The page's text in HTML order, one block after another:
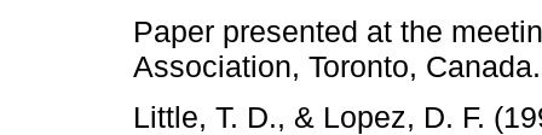
Paper presented at the
Association, Toronto, Canada.
Little, T. D., & Lopez, D. F.